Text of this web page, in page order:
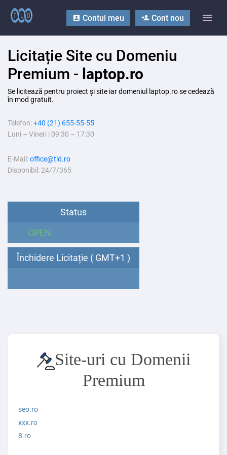
Contul meu Cont nou
Licitație Site cu Domeniu
Premium - laptop.ro
Se licitează pentru proiect și site iar domeniul laptop.ro se cedează
în mod gratuit.
Telefon:+40 (21) 655-55-55
Luni – Vineri | 09:30 – 17:30
E-Mail:office@tld.ro
Disponibil: 24/7/365
Status
OPEN
Închidere Licitație ( GMT+1 )
Site-uri cu Domenii
Premium
seo.ro
xxx.ro
8.ro